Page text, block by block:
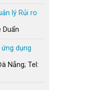
lý Rủi ro
Duẩn
dụng
Nẵng; Tel: